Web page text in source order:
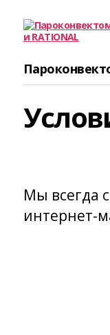
Мы всегда
интернет-